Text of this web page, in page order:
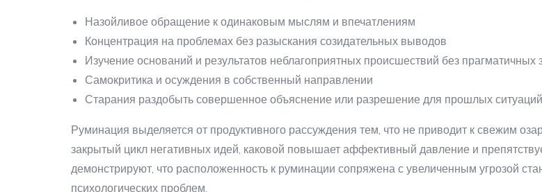
Назойливое обращение к одинаковым мыслям и впечатлениям
Концентрация на проблемах без разыскания созидательных выводов
Изучение оснований и результатов неблагоприятных происшествий без прагматичных
Самокритика и осуждения в собственный направлении
Старания раздобыть совершенное объяснение или разрешение для прошлых ситуаций
Руминация выделяется от продуктивного рассуждения тем, что не приводит к свежим
закрытый цикл негативных идей, каковой повышает аффективный давление и
демонстрируют, что расположенность к руминации сопряжена с увеличенным угрозой
психологических проблем.